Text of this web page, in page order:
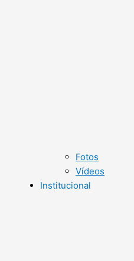
Fotos
Vídeos
Institucional